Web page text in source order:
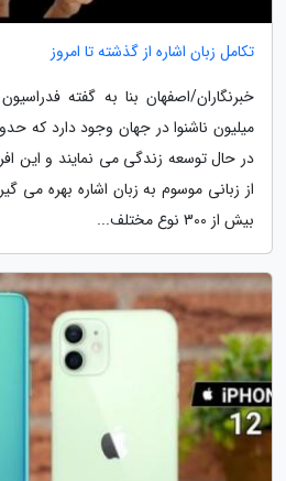
تکامل زبان اشاره از گذشته تا امروز
در حال توسعه زندگی می نمایند و این
از زبانی موسوم به زبان اشاره بهره می
بیش از 300 نوع مختلف...